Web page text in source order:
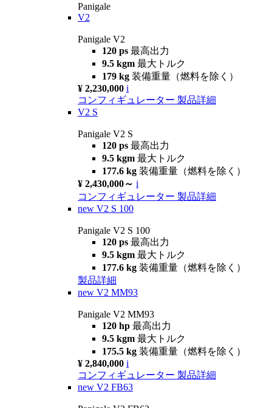
Panigale
V2
Panigale V2
120 ps 最高出力
9.5 kgm 最大トルク
179 kg 装備重量（燃料を除く）
¥ 2,230,000 i
コンフィギュレーター 製品詳細
V2 S
Panigale V2 S
120 ps 最高出力
9.5 kgm 最大トルク
177.6 kg 装備重量（燃料を除く）
¥ 2,430,000～ i
コンフィギュレーター 製品詳細
new V2 S 100
Panigale V2 S 100
120 ps 最高出力
9.5 kgm 最大トルク
177.6 kg 装備重量（燃料を除く）
製品詳細
new V2 MM93
Panigale V2 MM93
120 hp 最高出力
9.5 kgm 最大トルク
175.5 kg 装備重量（燃料を除く）
¥ 2,840,000 i
コンフィギュレーター 製品詳細
new V2 FB63